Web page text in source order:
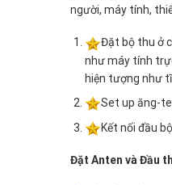
người, máy tính,
Đặt bộ thu ở
như máy tính
hiện tượng như
Set up ăng-
Kết nối đầu
Đặt Anten và Đầu